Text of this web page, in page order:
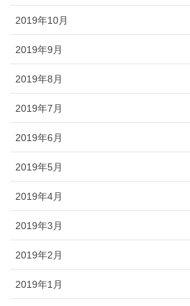
2019年10月
2019年9月
2019年8月
2019年7月
2019年6月
2019年5月
2019年4月
2019年3月
2019年2月
2019年1月